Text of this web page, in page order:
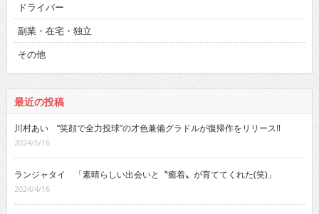
ドライバー
副業・在宅・独立
その他
最近の投稿
川村あい “笑顔で全力投球”の才色兼備グラドルが復帰作をリリース!!
2024/5/16
ランジャタイ 「素晴らしい出会いと〝癒着〟が育ててくれた(笑)」
2024/4/16